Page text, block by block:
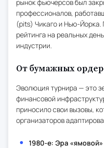
рынок фьючерсов был
профессионалов,
(pits) Чикаго и Нью-Йорка.
рейтинга на реальных
индустрии.
От бумажных
Эволюция турнира — это
финансовой
приносило свои вызовы,
организаторов
1980-е: Эра «ямовой»